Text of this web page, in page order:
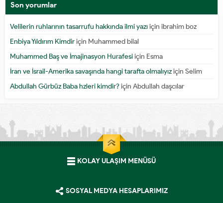
Son yorumlar
Velilerin ruhlarının tasarrufu hakkında ilmi yazıiçin ibrahim boz
Enbiya Yıldırım Kimdiriçin Muhammed bilal
Muhammed Baş ve İmajinasyon Hurafesiiçin Esma
İran ve İsrail-Amerika savaşında hangi tarafta olmalıyıziçin Selim
Abdullah Gürbüz Baba hzleri kimdir?için Abdullah daşcılar
KOLAY ULAŞIM MENÜSÜ
SOSYAL MEDYA HESAPLARIMIZ